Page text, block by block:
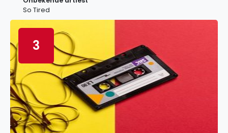
So Tired
3